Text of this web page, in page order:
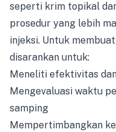
seperti krim topikal
prosedur yang lebih
injeksi. Untuk membuat
disarankan untuk:
Meneliti efektivitas
Mengevaluasi waktu
samping
Mempertimbangkan